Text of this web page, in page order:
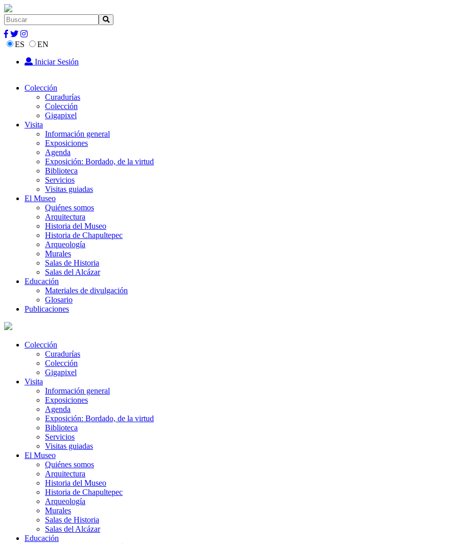
ES
EN
Iniciar Sesión
Colección
Curadurías
Colección
Gigapixel
Visita
Información general
Exposiciones
Agenda
Exposición: Bordado, de la virtud
Biblioteca
Servicios
Visitas guiadas
El Museo
Quiénes somos
Arquitectura
Historia del Museo
Historia de Chapultepec
Arqueología
Murales
Salas de Historia
Salas del Alcázar
Educación
Materiales de divulgación
Glosario
Publicaciones
Colección
Curadurías
Colección
Gigapixel
Visita
Información general
Exposiciones
Agenda
Exposición: Bordado, de la virtud
Biblioteca
Servicios
Visitas guiadas
El Museo
Quiénes somos
Arquitectura
Historia del Museo
Historia de Chapultepec
Arqueología
Murales
Salas de Historia
Salas del Alcázar
Educación